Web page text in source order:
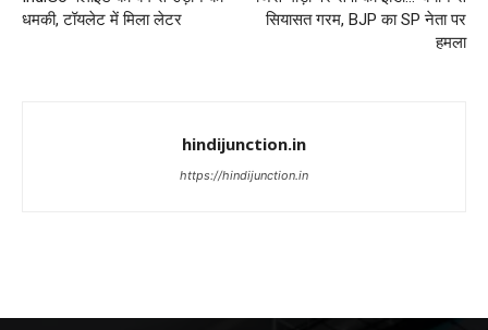
धमकी, टॉयलेट में मिला लेटर
सियासत गरम, BJP का SP नेता पर
हमला
hindijunction.in
https://hindijunction.in